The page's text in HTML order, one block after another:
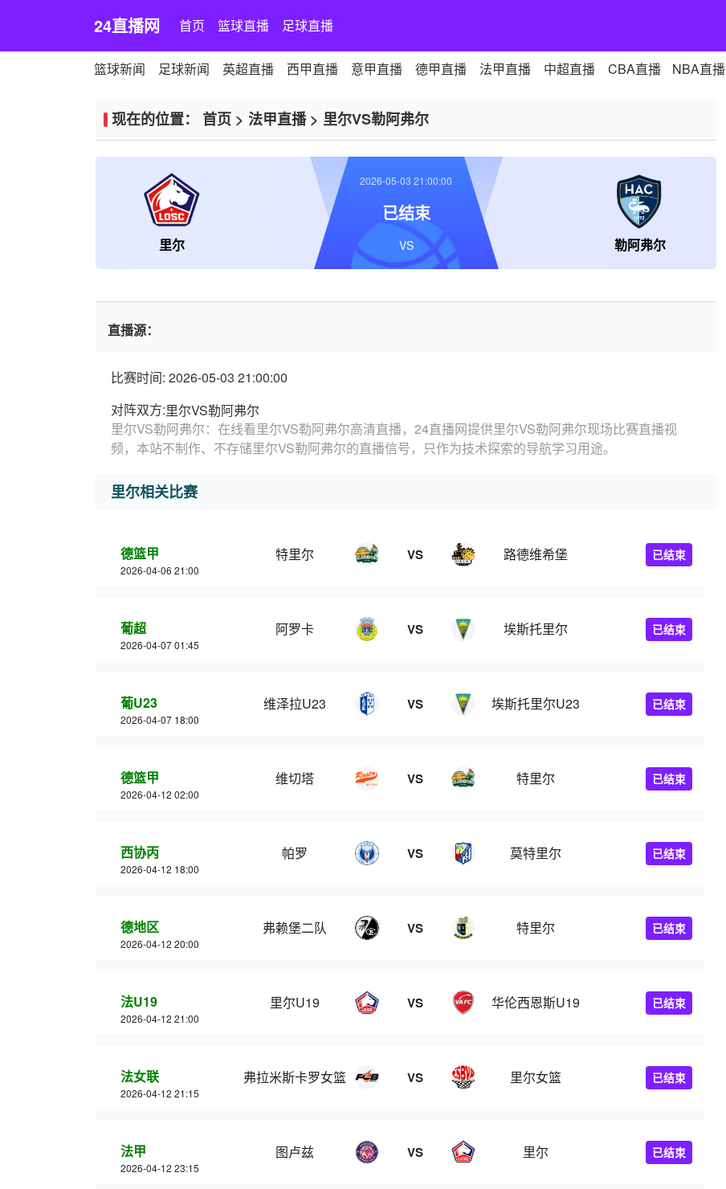
24直播网 首页 篮球直播 足球直播
篮球新闻 足球新闻 英超直播 西甲直播 意甲直播 德甲直播 法甲直播 中超直播 CBA直播 NBA直播
现在的位置： 首页 > 法甲直播> 里尔VS勒阿弗尔
里尔 勒阿弗尔
2026-05-03 21:00:00
已结束
VS
直播源：
比赛时间: 2026-05-03 21:00:00
对阵双方:里尔VS勒阿弗尔
里尔VS勒阿弗尔：在线看里尔VS勒阿弗尔高清直播，24直播网提供里尔VS勒阿弗尔现场比赛直播视
频，本站不制作、不存储里尔VS勒阿弗尔的直播信号，只作为技术探索的导航学习用途。
里尔相关比赛
德篮甲
2026-04-06 21:00
特里尔 VS 路德维希堡 已结束
葡超
2026-04-07 01:45
阿罗卡 VS 埃斯托里尔 已结束
葡U23
2026-04-07 18:00
维泽拉U23 VS 埃斯托里尔U23 已结束
德篮甲
2026-04-12 02:00
维切塔 VS 特里尔 已结束
西协丙
2026-04-12 18:00
帕罗 VS 莫特里尔 已结束
德地区
2026-04-12 20:00
弗赖堡二队 VS 特里尔 已结束
法U19
2026-04-12 21:00
里尔U19 VS 华伦西恩斯U19 已结束
法女联
2026-04-12 21:15
弗拉米斯卡罗女篮 VS 里尔女篮 已结束
法甲
2026-04-12 23:15
图卢兹 VS 里尔 已结束